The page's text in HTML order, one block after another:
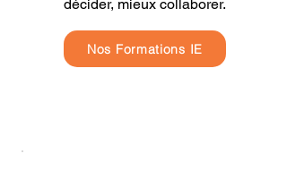
décider, mieux collaborer.
Nos Formations IE